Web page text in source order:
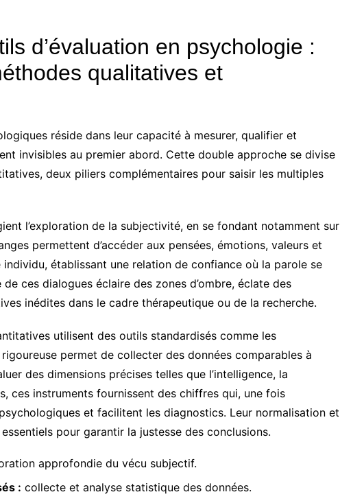
d’évaluation en psychologie :
qualitatives et
réside dans leur capacité à mesurer, qualifier et
invisibles au premier abord. Cette double approche se divise
deux piliers complémentaires pour saisir les multiples
l’exploration de la subjectivité, en se fondant notamment sur
permettent d’accéder aux pensées, émotions, valeurs et
établissant une relation de confiance où la parole se
ces dialogues éclaire des zones d’ombre, éclate des
inédites dans le cadre thérapeutique ou de la recherche.
utilisent des outils standardisés comme les
permet de collecter des données comparables à
des dimensions précises telles que l’intelligence, la
ces instruments fournissent des chiffres qui, une fois
et facilitent les diagnostics. Leur normalisation et
pour garantir la justesse des conclusions.
approfondie du vécu subjectif.
: collecte et analyse statistique des données.